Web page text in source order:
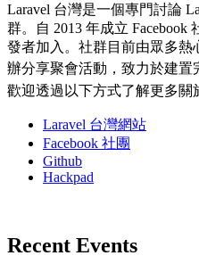
Laravel 台灣是一個專門討論
群。自 2013 年成立 Facebook
發者加入。社群目前由眾多熱
辦分享聚會活動， 致力於建置
歡迎透過以下方式了解更多關
Laravel 台灣網站
Facebook 社團
Github
Hackpad
Recent Events